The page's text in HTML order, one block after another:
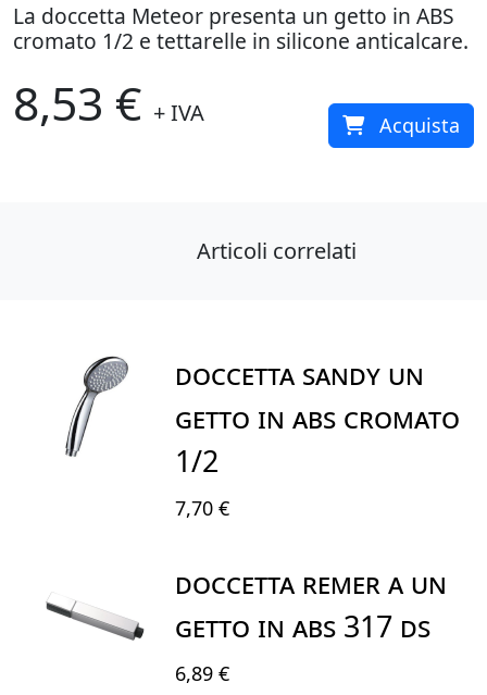
La doccetta Meteor presenta un getto in ABS
cromato 1/2 e tettarelle in silicone anticalcare.
8,53 € + IVA Acquista
Articoli correlati
DOCCETTA SANDY UN
GETTO IN ABS CROMATO
1/2
7,70 €
DOCCETTA REMER A UN
GETTO IN ABS 317 DS
6,89 €